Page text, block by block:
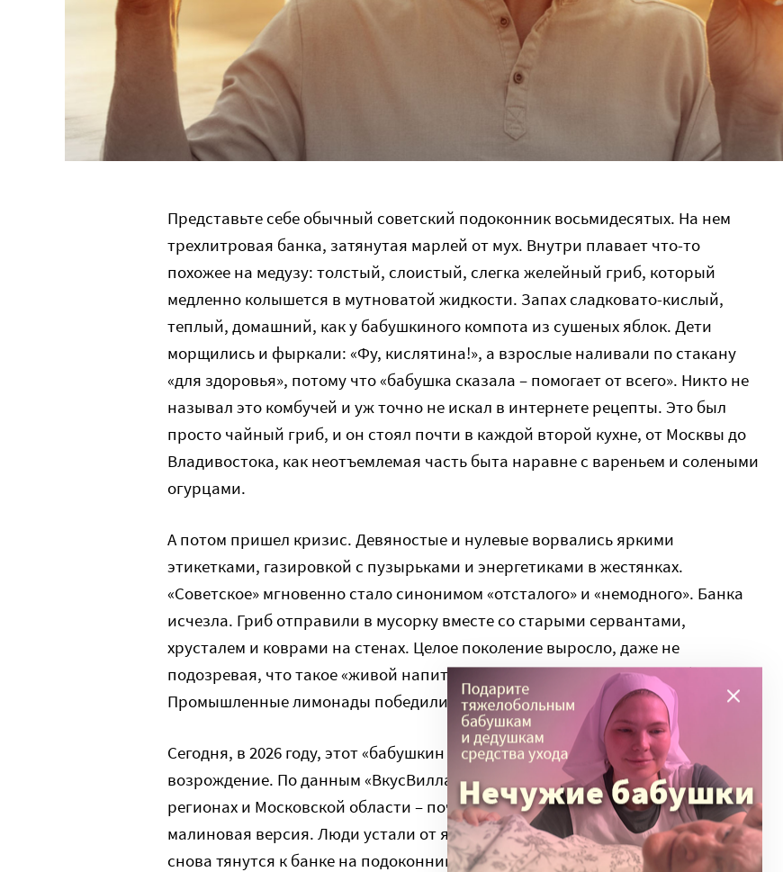
Представьте себе обычный советский подоконник восьмидесятых. На нем
трехлитровая банка, затянутая марлей от мух. Внутри плавает что-то
похожее на медузу: толстый, слоистый, слегка желейный гриб, который
медленно колышется в мутноватой жидкости. Запах сладковато-кислый,
теплый, домашний, как у бабушкиного компота из сушеных яблок. Дети
морщились и фыркали: «Фу, кислятина!», а взрослые наливали по стакану
«для здоровья», потому что «бабушка сказала – помогает от всего». Никто не
называл это комбучей и уж точно не искал в интернете рецепты. Это был
просто чайный гриб, и он стоял почти в каждой второй кухне, от Москвы до
Владивостока, как неотъемлемая часть быта наравне с вареньем и солеными
огурцами.
А потом пришел кризис. Девяностые и нулевые ворвались яркими
этикетками, газировкой с пузырьками и энергетиками в жестянках.
«Советское» мгновенно стало синонимом «отсталого» и «немодного». Банка
исчезла. Гриб отправили в мусорку вместе со старыми сервантами,
хрусталем и коврами на стенах. Целое поколение выросло, даже не
подозревая, что такое «живой напиток», который нужно кормить и беречь.
Промышленные лимонады победили: быстро, ярко, удобно.
Сегодня, в 2026 году, этот «бабушкин напиток» переживает настоящее
возрождение. По данным «ВкусВилла», продажи комбучи выросли на 16%
регионах и Московской области – почти на 27%. Лидером продаж стала
малиновая версия. Люди устали от ярких этикеток с длинным составом и
снова тянутся к банке на подоконнике, теперь уже осознанно, с пониманием